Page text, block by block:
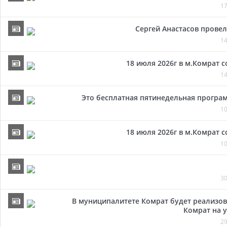
Сергей Анастасов
18 июля 2026г в м.Комрат
Это бесплатная пятинедельная
18 июля 2026г в м.Комрат
В муниципалитете Комрат будет
Комрат на